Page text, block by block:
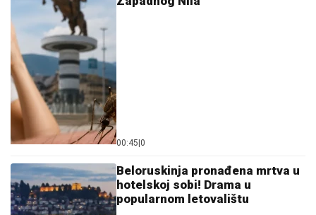
"NI KOD DOKTORA DA ME ODVEDU!"
Marija Kulić HODA SA ŠTAPOM, otkrila
istinu o odnosu sa ĆERKAMA koje ni
da "mrdnu prstom"